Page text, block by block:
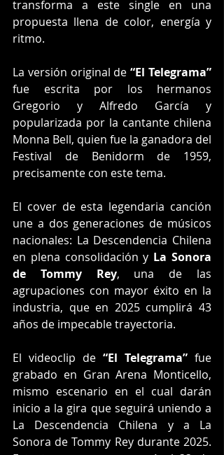
transforma a este single en una
propuesta llena de color, energía y
ritmo.
La versión original de “El Telegrama”
fue escrita por los hermanos
Gregorio y Alfredo García y
popularizada por la cantante chilena
Monna Bell, quien fue la ganadora del
Festival de Benidorm de 1959,
precisamente con este tema.
El cover de esta legendaria canción
une a dos generaciones de músicos
nacionales: La Descendencia Chilena
en plena consolidación y La Sonora
de Tommy Rey, una de las
agrupaciones con mayor éxito en la
industria, que en 2025 cumplirá 43
años de impecable trayectoria.
El videoclip de “El Telegrama” fue
grabado en Gran Arena Monticello,
mismo escenario en el cual darán
inicio a la gira que seguirá uniendo a
La Descendencia Chilena y a La
Sonora de Tommy Rey durante 2025.